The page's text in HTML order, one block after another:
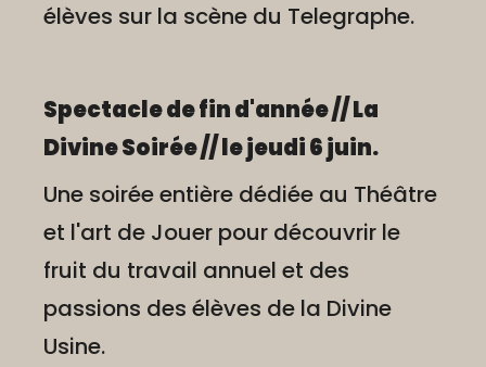
élèves sur la scène du Telegraphe.
Spectacle de fin d'année // La
Divine Soirée // le jeudi 6 juin.
Une soirée entière dédiée au Théâtre
et l'art de Jouer pour découvrir le
fruit du travail annuel et des
passions des élèves de la Divine
Usine.